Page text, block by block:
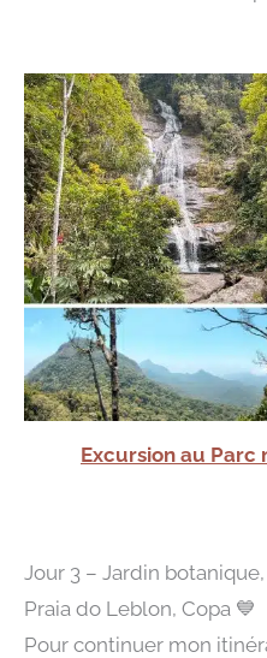
Excursion au Parc
Jour 3 – Jardin
Praia do Leblon, Copa 💙
Pour continuer mon